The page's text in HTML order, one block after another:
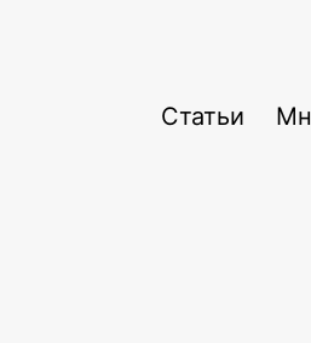
Статьи